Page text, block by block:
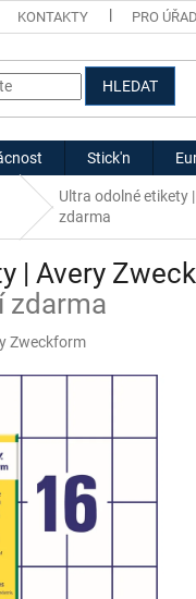
KONTAKTY PRO
HLEDAT
Stick'n
Ultra odolné etikety
zdarma
| Avery
zdarma
Zweckform